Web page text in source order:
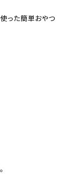
った簡単おやつ